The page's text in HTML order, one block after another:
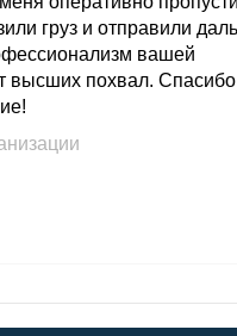
груз и отправили
вашей
высших похвал. Спасибо